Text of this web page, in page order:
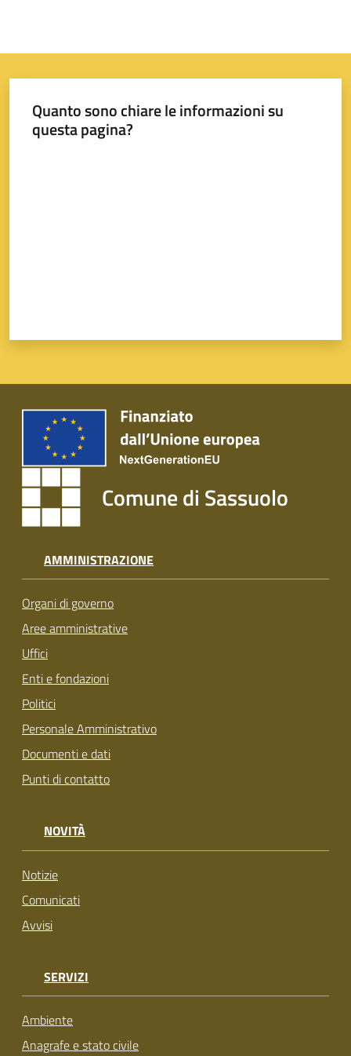
Quanto sono chiare le informazioni su
questa pagina?
Comune di Sassuolo
AMMINISTRAZIONE
Organi di governo
Aree amministrative
Uffici
Enti e fondazioni
Politici
Personale Amministrativo
Documenti e dati
Punti di contatto
NOVITÀ
Notizie
Comunicati
Avvisi
SERVIZI
Ambiente
Anagrafe e stato civile